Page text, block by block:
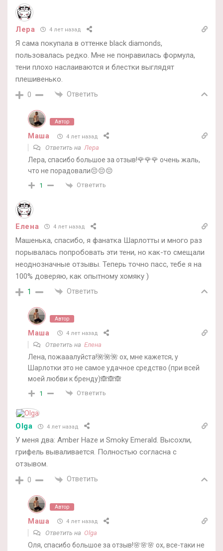
Лера 4 лет назад
Я сама покупала в оттенке black diamonds,
пользовалась редко. Мне не понравилась формула,
тени плохо наслаиваются и блестки выглядят
плешивенько.
0 Ответить
Автор
Маша 4 лет назад
Ответить наЛера
Лера, спасибо большое за отзыв!🌹🌹🌹 очень жаль,
что не порадовали😔😔😔
1 Ответить
Елена 4 лет назад
Машенька, спасибо, я фанатка Шарлотты и много раз
порывалась попробовать эти тени, но как-то смещали
неоднозначные отзывы. Теперь точно пасс, тебе я на
100% доверяю, как опытному хомяку )
1 Ответить
Автор
Маша 4 лет назад
Ответить на Елена
Лена, пожааалуйста!🌺🌺🌺 ох, мне кажется, у
Шарлотки это не самое удачное средство (при всей
моей любви к бренду)🙈🙈🙈
1 Ответить
Olga 4 лет назад
У меня два: Amber Haze и Smoky Emerald. Высохли,
грифель вываливается. Полностью согласна с
отзывом.
0 Ответить
Автор
Маша 4 лет назад
Ответить на Olga
Оля, спасибо большое за отзыв!🌸🌸🌸 ох, все-таки не